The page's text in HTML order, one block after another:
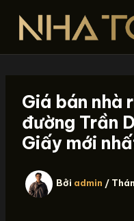
dung
Giá bán nhà
đường Trần
Giấy mới
Bởi admin /